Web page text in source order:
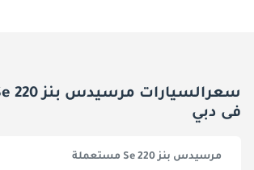
فى دبي
مرسيدس بنز 220 Se مستعملة